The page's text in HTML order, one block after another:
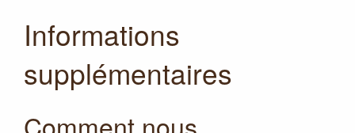
Informations
supplémentaires